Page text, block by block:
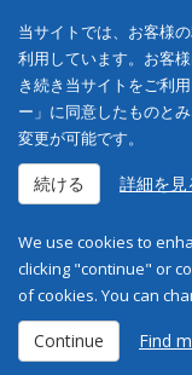
当サイトでは、お客様
利用しています。お客
き続き当サイトをご利
ー」に同意したものと
変更が可能です。
続ける 詳細を見
We use cookies to
clicking "continue" or
of cookies. You can
Continue Find